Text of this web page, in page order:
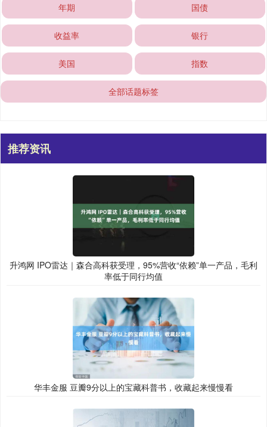
年期 国债
收益率 银行
美国 指数
全部话题标签
推荐资讯
升鸿网 IPO雷达｜森合高科获受理，95%营收“依赖”单一产品，毛利
率低于同行均值
华丰金服 豆瓣9分以上的宝藏科普书，收藏起来慢慢看